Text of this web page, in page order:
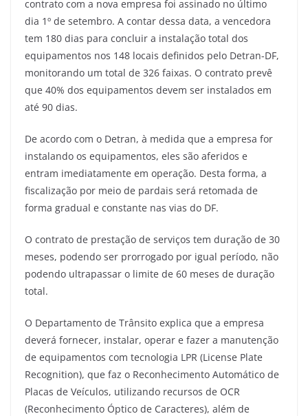
contrato com a nova empresa foi assinado no último
dia 1º de setembro. A contar dessa data, a vencedora
tem 180 dias para concluir a instalação total dos
equipamentos nos 148 locais definidos pelo Detran-DF,
monitorando um total de 326 faixas. O contrato prevê
que 40% dos equipamentos devem ser instalados em
até 90 dias.
De acordo com o Detran, à medida que a empresa for
instalando os equipamentos, eles são aferidos e
entram imediatamente em operação. Desta forma, a
fiscalização por meio de pardais será retomada de
forma gradual e constante nas vias do DF.
O contrato de prestação de serviços tem duração de 30
meses, podendo ser prorrogado por igual período, não
podendo ultrapassar o limite de 60 meses de duração
total.
O Departamento de Trânsito explica que a empresa
deverá fornecer, instalar, operar e fazer a manutenção
de equipamentos com tecnologia LPR (License Plate
Recognition), que faz o Reconhecimento Automático de
Placas de Veículos, utilizando recursos de OCR
(Reconhecimento Óptico de Caracteres), além de